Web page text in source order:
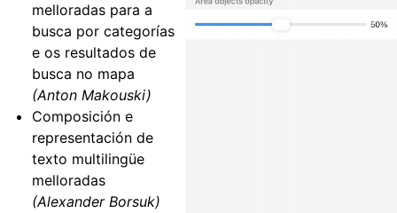
melloradas para a
busca por categorías
e os resultados de
busca no mapa
(Anton Makouski)
Composición e
representación de
texto multilingüe
melloradas
(Alexander Borsuk)